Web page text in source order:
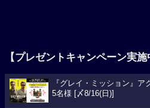
【プレゼントキャンペーン実施
『グレイ・ミッション』ア
5名様 [〆8/16(日)]